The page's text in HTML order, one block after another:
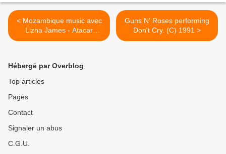
< Mozambique music avec
Lizha James - Atacar
featuring Loyiso
Guns N' Roses performing
Don't Cry. (C) 1991 >
Hébergé par Overblog
Top articles
Pages
Contact
Signaler un abus
C.G.U.